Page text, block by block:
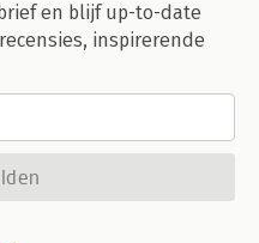
en blijf up-to-date
inspirerende